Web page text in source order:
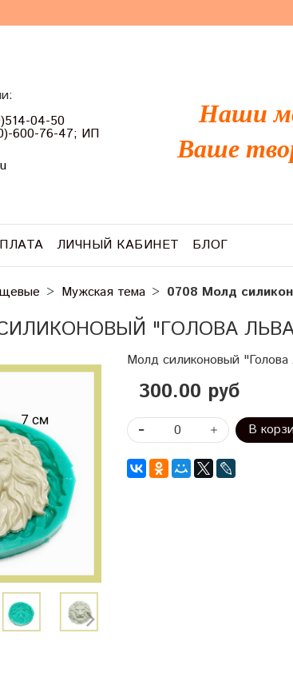
04-50
600-76-47; ИП
Наши
Ваше
ЛИЧНЫЙ КАБИНЕТ БЛОГ
Мужская тема 0708 Молд
"ГОЛОВА
Молд силиконовый
300.00 руб
В